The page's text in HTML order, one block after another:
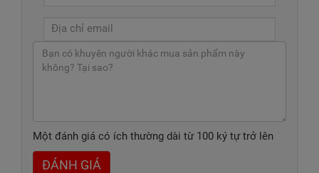
Một đánh giá có ích thường dài từ 100 ký tự trở lên
ĐÁNH GIÁ